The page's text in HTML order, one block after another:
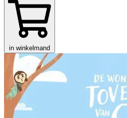
in winkelmand